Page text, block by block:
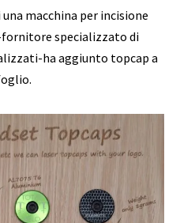
macchina per incisione
fornitore specializzato di
ha aggiunto topcap a